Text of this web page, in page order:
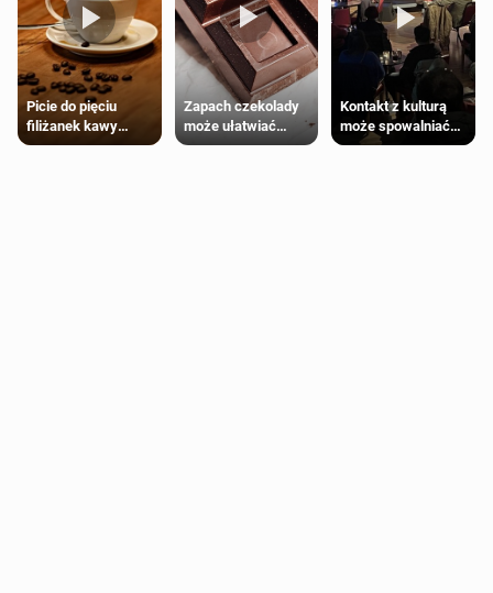
Picie do pięciu
filiżanek kawy
dziennie jest
Zapach czekolady
może ułatwiać
trening siłowy
Kontakt z kulturą
może spowalniać
starzenie